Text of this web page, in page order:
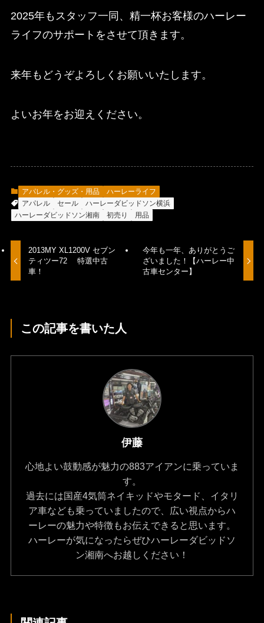
2025年もスタッフ一同、精一杯お客様のハーレー
ライフのサポートをさせて頂きます。
来年もどうぞよろしくお願いいたします。
よいお年をお迎えください。
アパレル・グッズ・用品
ハーレーライフ
アパレル
セール
ハーレーダビッドソン横浜
ハーレーダビッドソン湘南
初売り 用品
2013MY XL1200V セブン
ティツー72 特選中古
車！
今年も一年、ありがとうご
ざいました！【ハーレー中
古車センター】
この記事を書いた人
伊藤
心地よい鼓動感が魅力の883アイアンに乗っていま
す。
過去には国産4気筒ネイキッドやモタード、イタリ
ア車なども乗っていましたので、広い視点からハ
ーレーの魅力や特徴もお伝えできると思います。
ハーレーが気になったらぜひハーレーダビッドソ
ン湘南へお越しください！